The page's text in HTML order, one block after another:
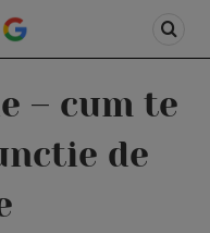
– cum te
de